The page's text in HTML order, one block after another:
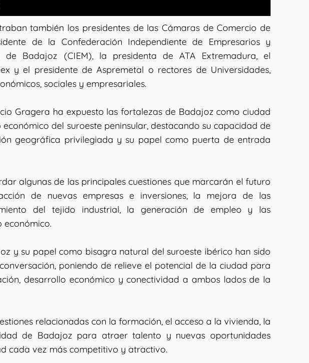
también los presidentes de las Cámaras de Comercio de
de la Confederación Independiente de Empresarios y
Badajoz (CIEM), la presidenta de ATA Extremadura, el
y el presidente de Aspremetal o rectores de Universidades,
sociales y empresariales.
Gragera ha expuesto las fortalezas de Badajoz como ciudad
del suroeste peninsular, destacando su capacidad de
geográfica privilegiada y su papel como puerta de entrada
algunas de las principales cuestiones que marcarán el futuro
de nuevas empresas e inversiones, la mejora de las
del tejido industrial, la generación de empleo y las
económico.
y su papel como bisagra natural del suroeste ibérico han sido
poniendo de relieve el potencial de la ciudad para
desarrollo económico y conectividad a ambos lados de la
relacionadas con la formación, el acceso a la vivienda, la
de Badajoz para atraer talento y nuevas oportunidades
cada vez más competitivo y atractivo.